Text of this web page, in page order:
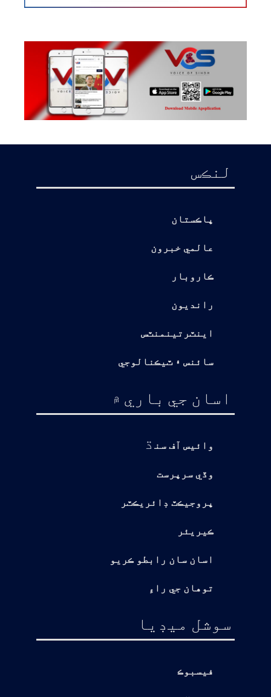
لنڪس
پاڪستان
عالمي خبرون
ڪاروبار
رانديون
اينٽرتينمنٽس
سائنس ۽ ٽيڪنالوجي
اسان جي باري ۾
وائيس آف سن ڌ
وڏي سرپرست
پروجيڪٽ ڊائريڪٽر
ڪيريئر
اسان سان رابطو ڪريو
توهان جي راءِ
سوشل ميڊيا
فيسبوڪ